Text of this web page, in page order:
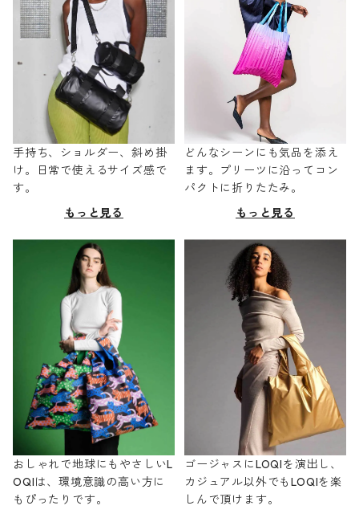
手持ち、ショルダー、斜め掛
け。日常で使えるサイズ感で
す。
もっと見る
どんなシーンにも気品を添え
ます。プリーツに沿ってコン
パクトに折りたたみ。
もっと見る
おしゃれで地球にもやさしいL
OQIは、環境意識の高い方に
もぴったりです。
ゴージャスにLOQIを演出し、
カジュアル以外でもLOQIを楽
しんで頂けます。